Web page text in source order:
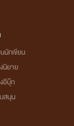
นักเขียน
นิยาย
อีบุ๊ก
สนุน